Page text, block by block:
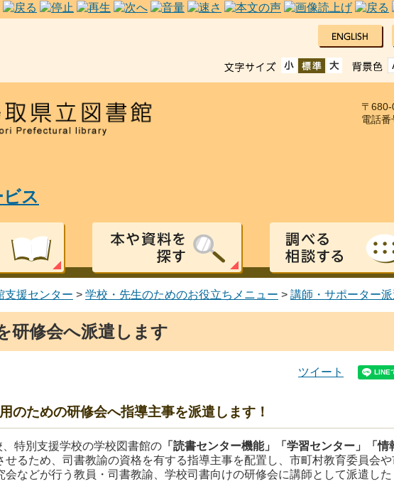
〒680-
電話
ス
支援センター > 学校・先生のためのお役立ちメニュー > 講師・サポーター派
研修会へ派遣します
ツイート
のための研修会へ指導主事を派遣します！
特別支援学校の学校図書館の 「読書センター機能」
「学習センター」「情
せるため、司書教諭の資格を有する指導主事を配置し、市町村教育委員会
会などが行う教員・司書教諭、学校司書向けの研修会に講師として派遣し